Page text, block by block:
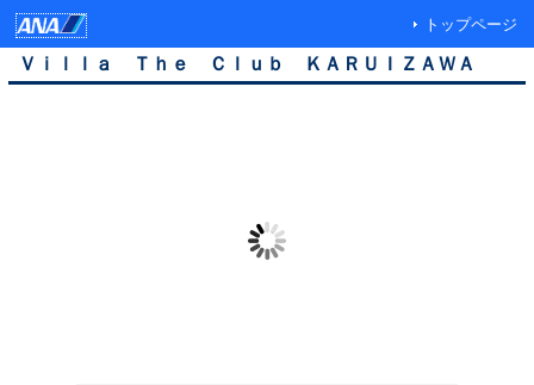
トップページ
Ｖｉｌｌａ Ｔｈｅ Ｃｌｕｂ ＫＡＲＵＩＺＡＷＡ